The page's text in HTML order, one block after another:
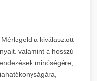
a kiválasztott
valamint a hosszú
minőségére,